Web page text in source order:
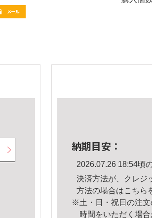
納期目安：
2026.07.26 18:54頃
決済方法が、クレジ
方法の場合はこちら
※土・日・祝日の注文
時間をいただく場合